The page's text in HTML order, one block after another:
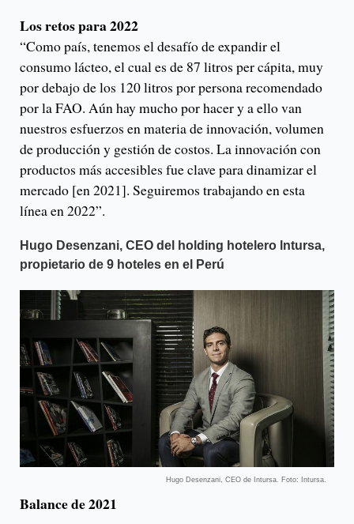
Los retos para 2022
“Como país, tenemos el desafío de expandir el
consumo lácteo, el cual es de 87 litros per cápita, muy
por debajo de los 120 litros por persona recomendado
por la FAO. Aún hay mucho por hacer y a ello van
nuestros esfuerzos en materia de innovación, volumen
de producción y gestión de costos. La innovación con
productos más accesibles fue clave para dinamizar el
mercado [en 2021]. Seguiremos trabajando en esta
línea en 2022”.
Hugo Desenzani, CEO del holding hotelero lntursa,
propietario de 9 hoteles en el Perú
Hugo Desenzani, CEO de Intursa. Foto: Intursa.
Balance de 2021